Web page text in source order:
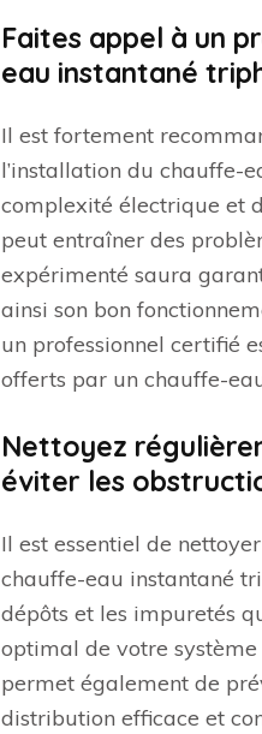
Faites appel à un
eau instantané
Il est fortement
l’installation du chauffe-
complexité électrique et
peut entraîner des
expérimenté saura
ainsi son bon
un professionnel certifié
offerts par un chauffe-
Nettoyez
éviter les
Il est essentiel de
chauffe-eau instantané
dépôts et les impuretés
optimal de votre
permet également de
distribution efficace et